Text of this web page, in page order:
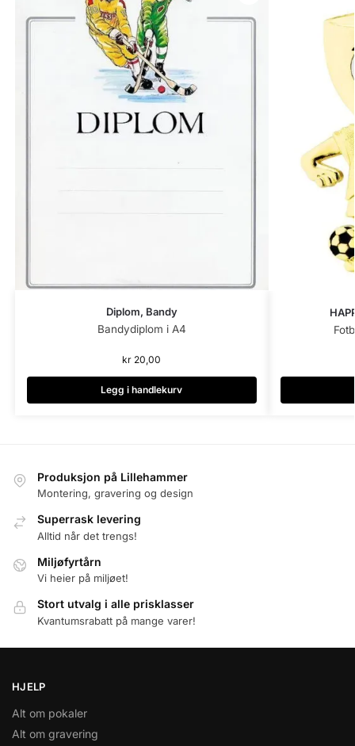
Diplom, Bandy
Bandydiplom i A4
kr 20,00
Legg i handlekurv
Produksjon på Lillehammer
Montering, gravering og design
Superrask levering
Alltid når det trengs!
Miljøfyrtårn
Vi heier på miljøet!
Stort utvalg i alle prisklasser
Kvantumsrabatt på mange varer!
HJELP
Alt om pokaler
Alt om gravering